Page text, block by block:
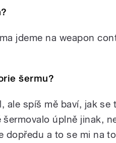
jdeme na weapon
šermu?
ale spíš mě baví, jak se
úplně jinak,
dopředu a to se mi na